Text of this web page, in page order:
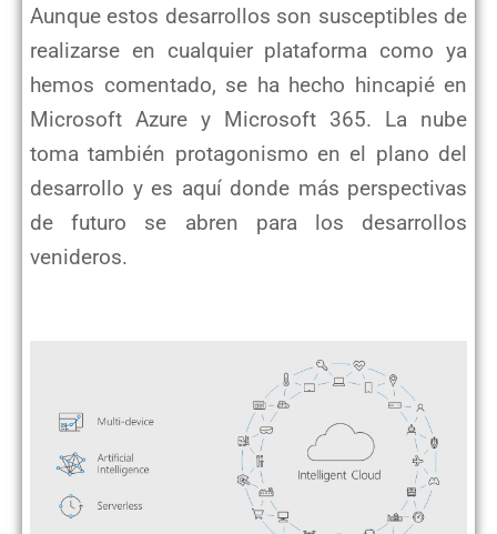
Aunque estos desarrollos son susceptibles de
realizarse en cualquier plataforma como ya
hemos comentado, se ha hecho hincapié en
Microsoft Azure y Microsoft 365. La nube
toma también protagonismo en el plano del
desarrollo y es aquí donde más perspectivas
de futuro se abren para los desarrollos
venideros.